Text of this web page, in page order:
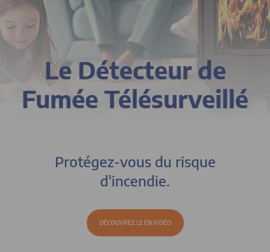
Le Détecteur de
Fumée Télésurveillé
Protégez-vous du risque
d'incendie.
DÉCOUVREZ LE EN VIDÉO